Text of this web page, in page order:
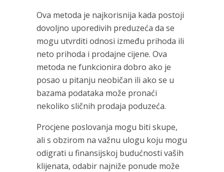
Ova metoda je najkorisnija kada postoji
dovoljno uporedivih preduzeća da se
mogu utvrditi odnosi između prihoda ili
neto prihoda i prodajne cijene. Ova
metoda ne funkcionira dobro ako je
posao u pitanju neobičan ili ako se u
bazama podataka može pronaći
nekoliko sličnih prodaja poduzeća.
Procjene poslovanja mogu biti skupe,
ali s obzirom na važnu ulogu koju mogu
odigrati u finansijskoj budućnosti vaših
klijenata, odabir najniže ponude može